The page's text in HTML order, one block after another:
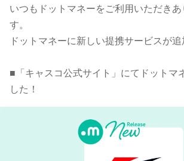
いつもドットマネーをご利用いただきあ
す。
ドットマネーに新しい提携サービスが追
■「キャスコ公式サイト」にてドットマ
した！